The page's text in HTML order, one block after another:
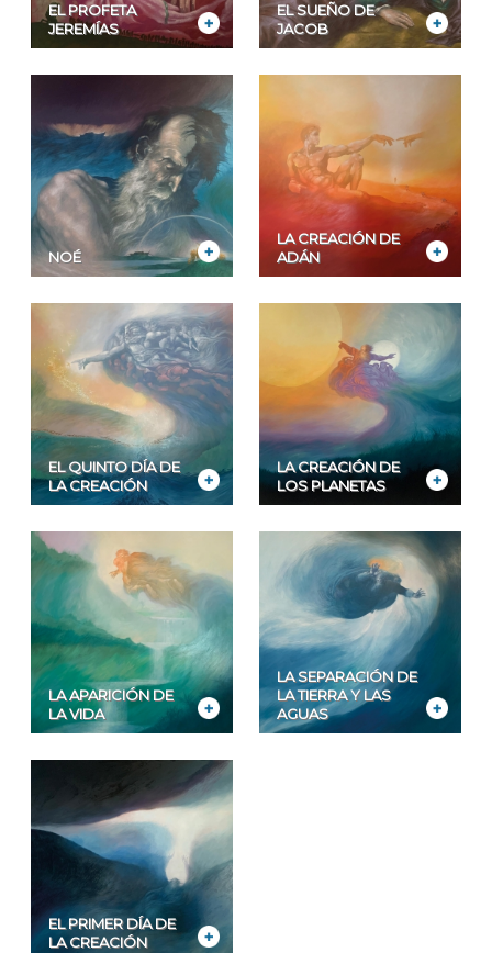
EL PROFETA
JEREMÍAS
EL SUEÑO DE
JACOB
NOÉ
LA CREACIÓN DE
ADÁN
EL QUINTO DÍA DE
LA CREACIÓN
LA CREACIÓN DE
LOS PLANETAS
LA APARICIÓN DE
LA VIDA
LA SEPARACIÓN DE
LA TIERRA Y LAS
AGUAS
EL PRIMER DÍA DE
LA CREACIÓN